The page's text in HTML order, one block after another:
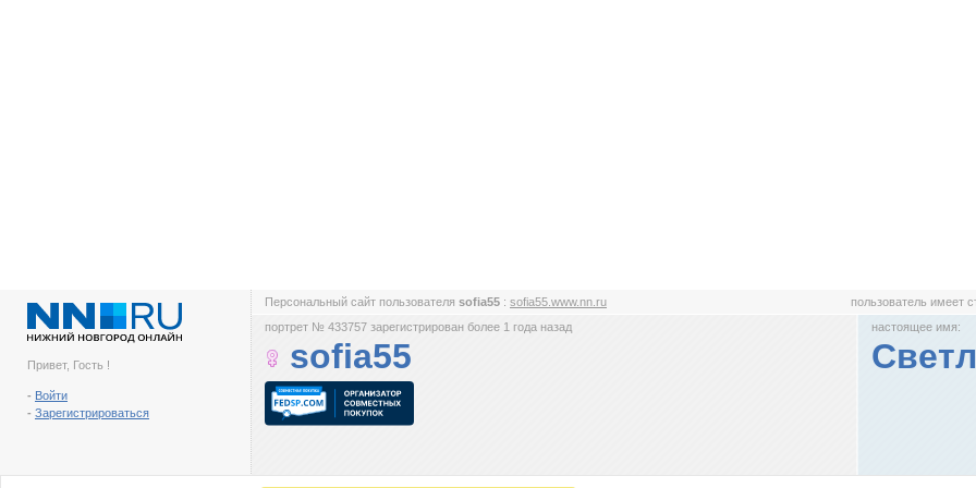
Привет, Гость !
- Войти
- Зарегистрироваться
Персональный сайт пользователя sofia55 : sofia55.www.nn.ru пользователь имеет
портрет № 433757 зарегистрирован более 1 года назад
sofia55
настоящее имя: